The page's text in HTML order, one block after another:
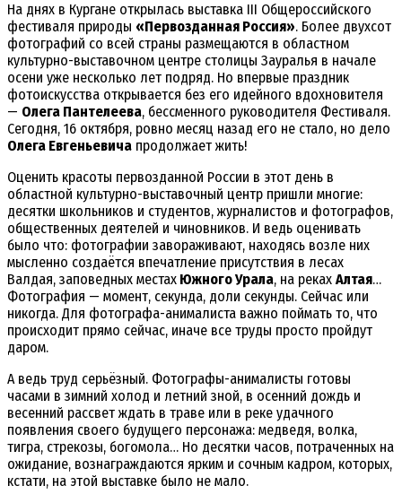
На днях в Кургане открылась выставка III Общероссийского
фестиваля природы «Первозданная Россия». Более двухсот
фотографий со всей страны размещаются в областном
культурно-выставочном центре столицы Зауралья в начале
осени уже несколько лет подряд. Но впервые праздник
фотоискусства открывается без его идейного вдохновителя
— Олега Пантелеева, бессменного руководителя Фестиваля.
Сегодня, 16 октября, ровно месяц назад его не стало, но дело
Олега Евгеньевича продолжает жить!
Оценить красоты первозданной России в этот день в
областной культурно-выставочный центр пришли многие:
десятки школьников и студентов, журналистов и фотографов,
общественных деятелей и чиновников. И ведь оценивать
было что: фотографии завораживают, находясь возле них
мысленно создаётся впечатление присутствия в лесах
Валдая, заповедных местах Южного Урала, на реках Алтая…
Фотография — момент, секунда, доли секунды. Сейчас или
никогда. Для фотографа-анималиста важно поймать то, что
происходит прямо сейчас, иначе все труды просто пройдут
даром.
А ведь труд серьёзный. Фотографы-анималисты готовы
часами в зимний холод и летний зной, в осенний дождь и
весенний рассвет ждать в траве или в реке удачного
появления своего будущего персонажа: медведя, волка,
тигра, стрекозы, богомола… Но десятки часов, потраченных на
ожидание, вознаграждаются ярким и сочным кадром, которых,
кстати, на этой выставке было не мало.